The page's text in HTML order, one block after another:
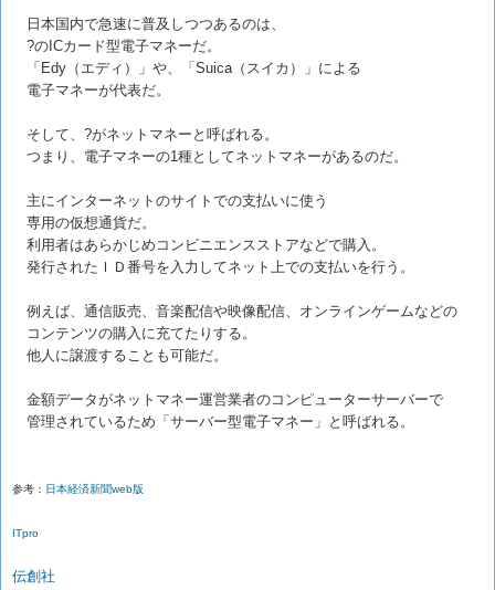
日本国内で急速に普及しつつあるのは、
?のICカード型電子マネーだ。
「Edy（エディ）」や、「Suica（スイカ）」による
電子マネーが代表だ。
そして、?がネットマネーと呼ばれる。
つまり、電子マネーの1種としてネットマネーがあるのだ。
主にインターネットのサイトでの支払いに使う
専用の仮想通貨だ。
利用者はあらかじめコンビニエンスストアなどで購入。
発行されたＩＤ番号を入力してネット上での支払いを行う。
例えば、通信販売、音楽配信や映像配信、オンラインゲームなどの
コンテンツの購入に充てたりする。
他人に譲渡することも可能だ。
金額データがネットマネー運営業者のコンピューターサーバーで
管理されているため「サーバー型電子マネー」と呼ばれる。
参考： 日本経済新聞web版
ITpro
伝創社